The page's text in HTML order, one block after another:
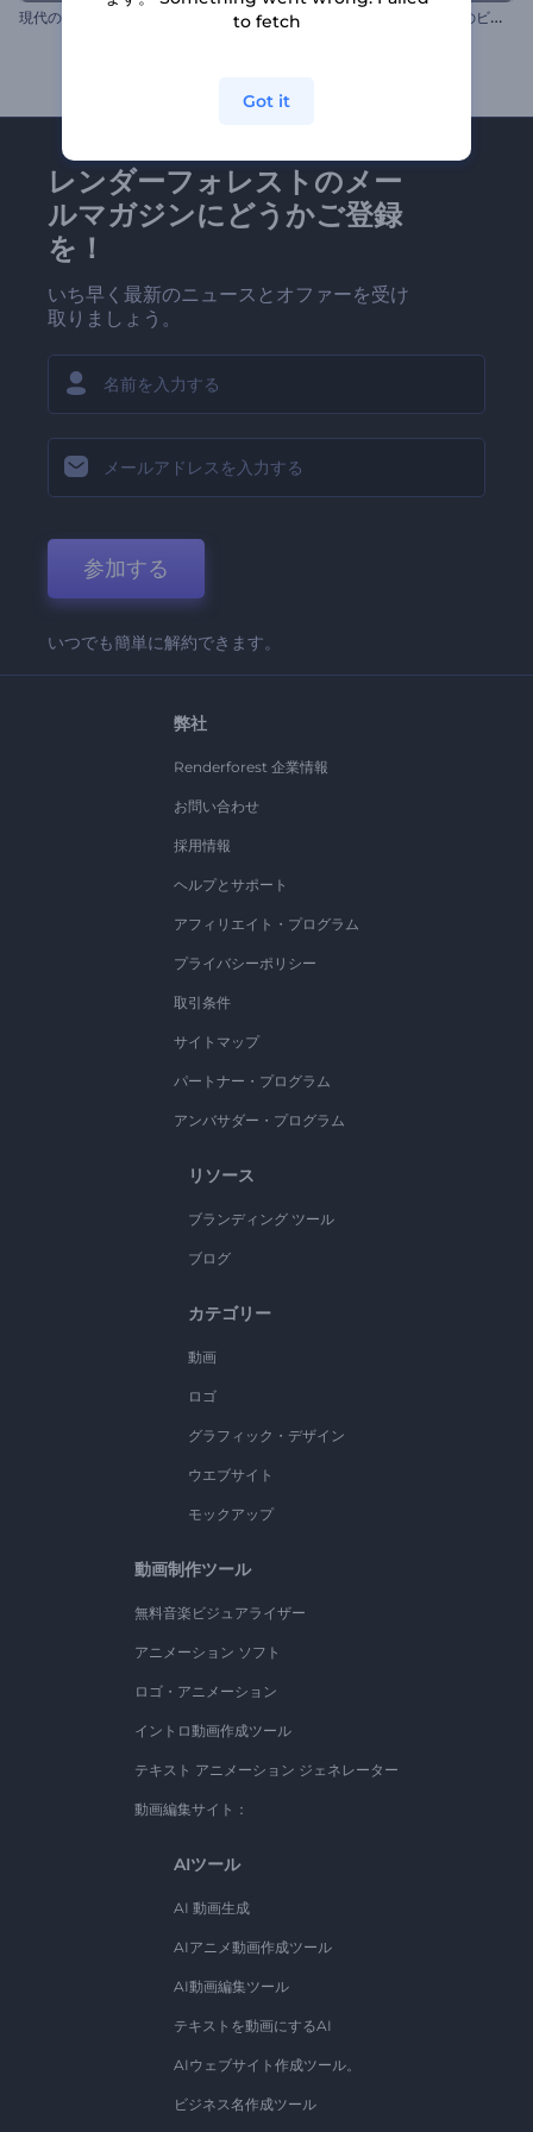
現
代のテクノ・ビートのビジュアライザー ネ
オンライン・ミュージックのビジュアライザー
レンダーフォレストのメー
ルマガジンにどうかご登録
を！
いち早く最新のニュースとオファーを受け
取りましょう。
参加する
いつでも簡単に解約できます。
弊社
Renderforest 企業情報
お問い合わせ
採用情報
ヘルプとサポート
アフィリエイト・プログラム
プライバシーポリシー
取引条件
サイトマップ
パートナー・プログラム
アンバサダー・プログラム
リソース
ブランディング ツール
ブログ
カテゴリー
動画
ロゴ
グラフィック・デザイン
ウエブサイト
モックアップ
動画制作ツール
無料音楽ビジュアライザー
アニメーション ソフト
ロゴ・アニメーション
イントロ動画作成ツール
テキスト アニメーション ジェネレーター
動画編集サイト：
AIツール
AI 動画生成
AIアニメ動画作成ツール
AI動画編集ツール
テキストを動画にするAI
AIウェブサイト作成ツール。
ビジネス名作成ツール
to fetch
Got it